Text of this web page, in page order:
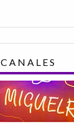
CANALES